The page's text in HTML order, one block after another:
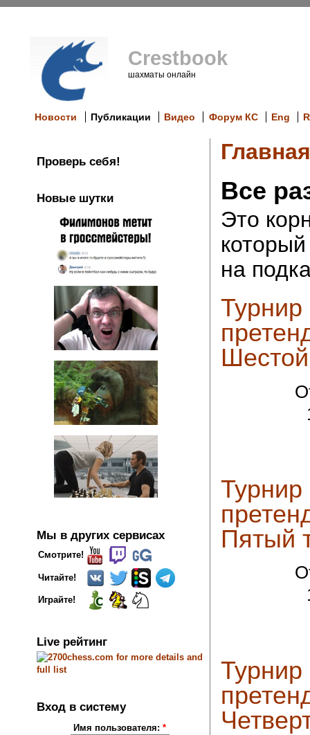
Crestbook
шахматы онлайн
Новости Публикации Видео Форум КС Eng
Проверь себя!
Новые шутки
Мы в других сервисах
Смотрите!
Читайте!
Играйте!
Live рейтинг
Вход в систему
Имя пользователя:*
Главная
Все
Это
на
Турнир
Турнир
Пятый
Турнир